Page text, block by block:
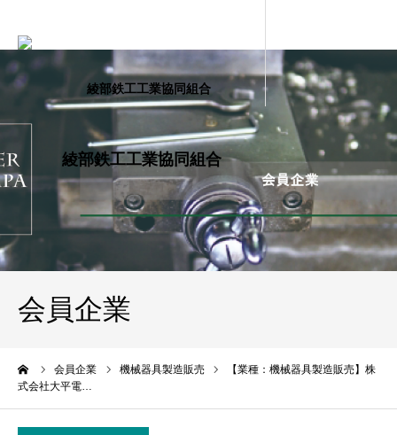
会員企業
会員企業 機械器具製造販売
【業種：機械器具製造販売】株
式会社大平電…